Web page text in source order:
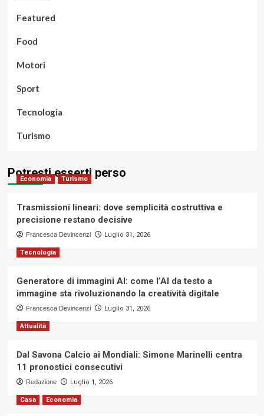
Featured
Food
Motori
Sport
Tecnologia
Turismo
Potresti esserti perso
Economia Turismo
Trasmissioni lineari: dove semplicità costruttiva e
precisione restano decisive
Francesca Devincenzi Luglio 31, 2026
Tecnologia
Generatore di immagini AI: come l’AI da testo a
immagine sta rivoluzionando la creatività digitale
Francesca Devincenzi Luglio 31, 2026
Attualità
Dal Savona Calcio ai Mondiali: Simone Marinelli centra
11 pronostici consecutivi
Redazione Luglio 1, 2026
Casa Economia